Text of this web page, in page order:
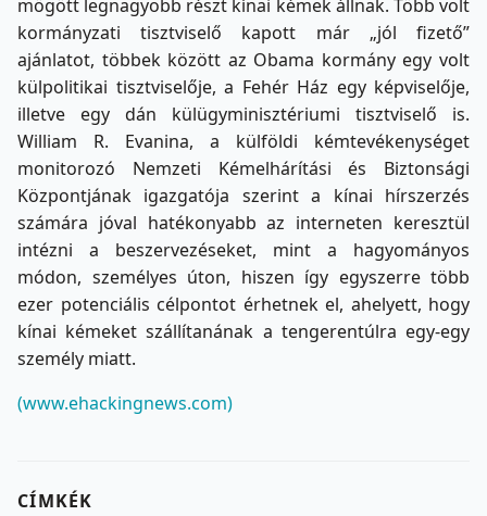
mögött legnagyobb részt kínai kémek állnak. Több volt
kormányzati tisztviselő kapott már „jól fizető”
ajánlatot, többek között az Obama kormány egy volt
külpolitikai tisztviselője, a Fehér Ház egy képviselője,
illetve egy dán külügyminisztériumi tisztviselő is.
William R. Evanina, a külföldi kémtevékenységet
monitorozó Nemzeti Kémelhárítási és Biztonsági
Központjának igazgatója szerint a kínai hírszerzés
számára jóval hatékonyabb az interneten keresztül
intézni a beszervezéseket, mint a hagyományos
módon, személyes úton, hiszen így egyszerre több
ezer potenciális célpontot érhetnek el, ahelyett, hogy
kínai kémeket szállítanának a tengerentúlra egy-egy
személy miatt.
(www.ehackingnews.com)
CÍMKÉK